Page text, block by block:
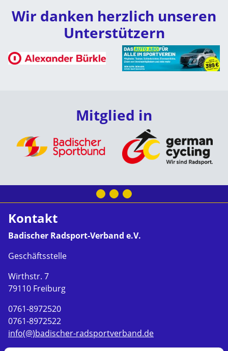
Wir danken herzlich unseren
Unterstützern
Mitglied in
Kontakt
Badischer Radsport-Verband e.V.
Geschäftsstelle
Wirthstr. 7
79110 Freiburg
0761-8972520
0761-8972522
info(@)badischer-radsportverband.de